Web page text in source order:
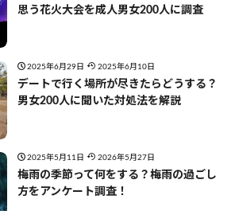
思う花火大会を成人男女200人に調査
2025年6月29日 2025年6月10日
デートで行く場所が尽きたらどうする？
男女200人に聞いた対処法を解説
2025年5月11日 2026年5月27日
梅雨の季節って何をする？梅雨の過ごし
方をアンケート調査！